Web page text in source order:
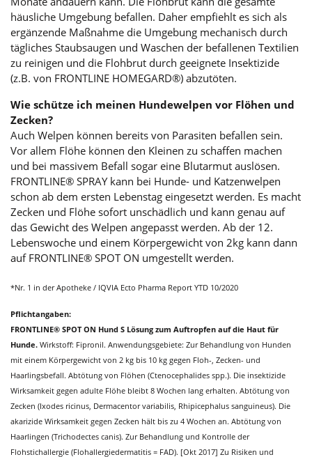
häusliche Umgebung befallen. Daher empfiehlt es sich als
ergänzende Maßnahme die Umgebung mechanisch durch
tägliches Staubsaugen und Waschen der befallenen Textilien
zu reinigen und die Flohbrut durch geeignete Insektizide
(z.B. von FRONTLINE HOMEGARD®) abzutöten.
Wie schütze ich meinen Hundewelpen vor Flöhen und
Zecken?
Auch Welpen können bereits von Parasiten befallen sein.
Vor allem Flöhe können den Kleinen zu schaffen machen
und bei massivem Befall sogar eine Blutarmut auslösen.
FRONTLINE® SPRAY kann bei Hunde- und Katzenwelpen
schon ab dem ersten Lebenstag eingesetzt werden. Es macht
Zecken und Flöhe sofort unschädlich und kann genau auf
das Gewicht des Welpen angepasst werden. Ab der 12.
Lebenswoche und einem Körpergewicht von 2kg kann dann
auf FRONTLINE® SPOT ON umgestellt werden.
*Nr. 1 in der Apotheke / IQVIA Ecto Pharma Report YTD 10/2020
Pflichtangaben:
FRONTLINE® SPOT ON Hund S Lösung zum Auftropfen auf die Haut für
Hunde. Wirkstoff: Fipronil. Anwendungsgebiete: Zur Behandlung von Hunden
mit einem Körpergewicht von 2 kg bis 10 kg gegen Floh-, Zecken- und
Haarlingsbefall. Abtötung von Flöhen (Ctenocephalides spp.). Die insektizide
Wirksamkeit gegen adulte Flöhe bleibt 8 Wochen lang erhalten. Abtötung von
Zecken (Ixodes ricinus, Dermacentor variabilis, Rhipicephalus sanguineus). Die
akarizide Wirksamkeit gegen Zecken hält bis zu 4 Wochen an. Abtötung von
Haarlingen (Trichodectes canis). Zur Behandlung und Kontrolle der
Flohstichallergie (Flohallergiedermatitis = FAD). [Okt 2017] Zu Risiken und